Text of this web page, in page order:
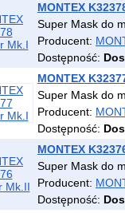
MONTEX
Super Mask do
Producent:
Dostępność:
MONTEX
Super Mask do
Producent:
Dostępność:
MONTEX
Super Mask do
Producent:
Dostępność: